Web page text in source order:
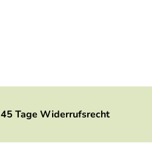
45 Tage Widerrufsrecht